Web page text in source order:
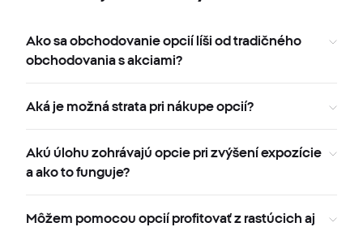
Ako sa obchodovanie opcií líši od tradičného
obchodovania s akciami?
Aká je možná strata pri nákupe opcií?
Akú úlohu zohrávajú opcie pri zvýšení expozície
a ako to funguje?
Môžem pomocou opcií profitovať z rastúcich aj